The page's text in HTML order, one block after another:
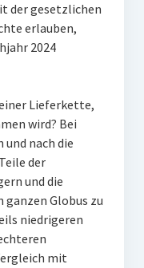
der gesetzlichen
erlauben,
2024
Lieferkette,
wird? Bei
nach die
der
und die
Globus zu
niedrigeren
mit